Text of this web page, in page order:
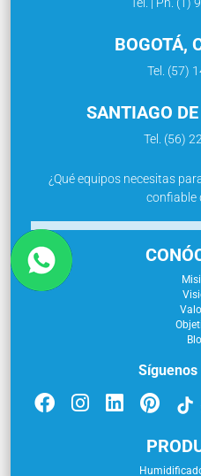
Tel. | Ph. (1)
BOGOTÁ,
Tel. (57)
SANTIAGO
Tel. (56)
¿Qué equipos necesitas
confiable